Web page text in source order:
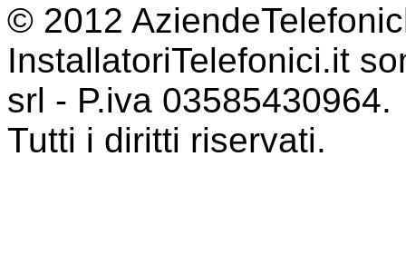
© 2012
InstallatoriTelefonici.it
srl - P.iva 03585430964.
Tutti i diritti riservati.